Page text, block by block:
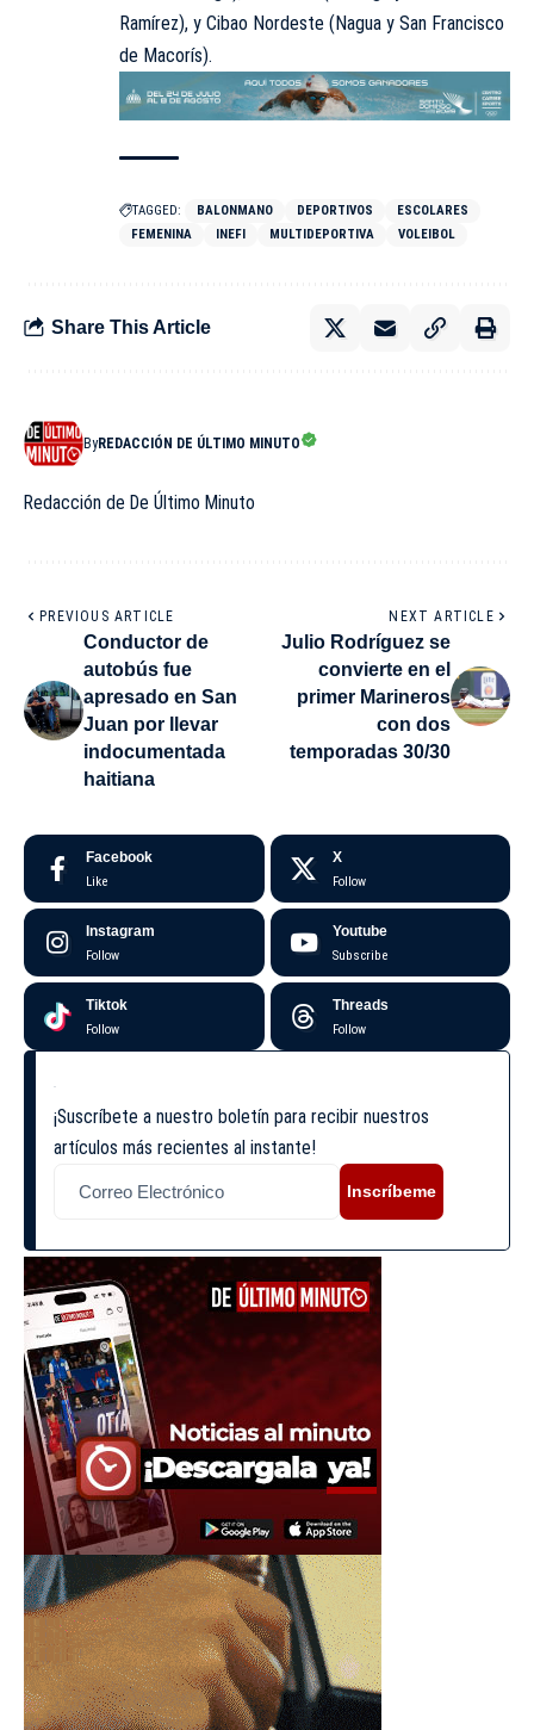
Ramírez), y Cibao Nordeste (Nagua y San Francisco
de Macorís).
TAGGED: BALONMANO DEPORTIVOS
ESCOLARES
FEMENINA
INEFI MULTIDEPORTIVA VOLEIBOL
Share This Article
ByREDACCIÓN DE ÚLTIMO MINUTO
Redacción de De Último Minuto
PREVIOUS ARTICLE
Conductor de
autobús fue
apresado en San
Juan por llevar
indocumentada
haitiana
NEXT ARTICLE
Julio Rodríguez se
convierte en el
primer Marineros
con dos
temporadas 30/30
Facebook
Like
X
Follow
Instagram
Follow
Youtube
Subscribe
Tiktok
Follow
Threads
Follow
¡Suscríbete a nuestro boletín para recibir nuestros
artículos más recientes al instante!
Inscríbeme